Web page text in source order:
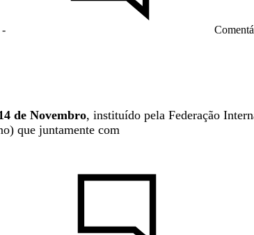
-
de Novembro, instituído pela Federação
que juntamente com